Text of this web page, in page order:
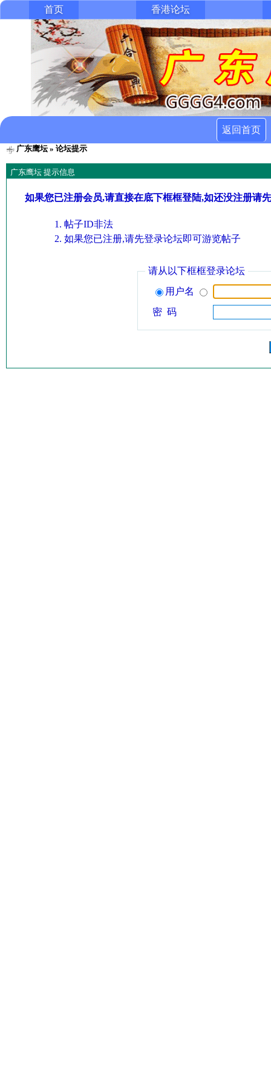
首页 香港论坛
返回首页
广东鹰坛» 论坛提示
广东鹰坛 提示信息
如果您已注册会员,请直接在底下框框登陆,如还没注册请
帖子ID非法
如果您已注册,请先登录论坛即可游览帖子
请从以下框框登录论坛
用户名
密 码